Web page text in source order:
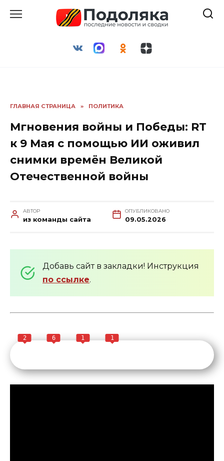
ГЛАВНАЯ СТРАНИЦА » ПОЛИТИКА
Мгновения войны и Победы: RT
к 9 Мая с помощью ИИ оживил
снимки времён Великой
Отечественной войны
АВТОР
из команды сайта
ОПУБЛИКОВАНО
09.05.2026
Добавь сайт в закладки! Инструкция
по ссылке.
2 6 1 1